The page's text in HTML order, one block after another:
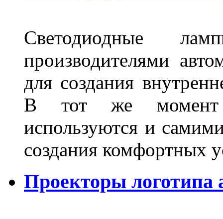
Светодиодные
производителями
для создания
В тот же момент
используются и
создания комфортных
Проекторы логотипа